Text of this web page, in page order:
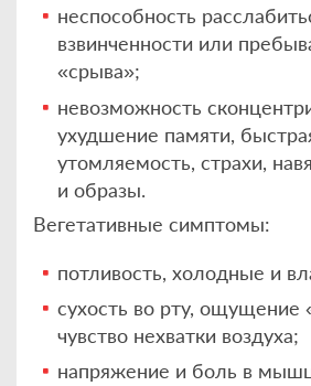
неспособность
взвинченности или
«срыва»;
невозможность
ухудшение памяти,
утомляемость, страхи,
и образы.
Вегетативные симптомы:
потливость, холодные и
сухость во рту, ощущение
чувство нехватки воздуха;
напряжение и боль в